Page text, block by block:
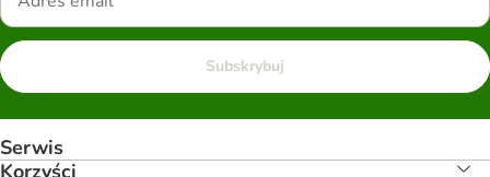
Subskrybuj
Serwis
Korzyści